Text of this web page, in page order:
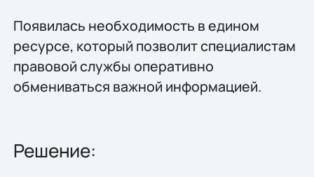
Появилась необходимость в едином
ресурсе, который позволит специалистам
правовой службы оперативно
обмениваться важной информацией.
Решение: